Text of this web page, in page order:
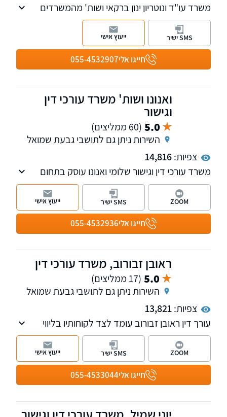
משרד עו"ד ונוטריון ינון ברקאי ושות' מהמשרדים
המובילים בתחומו. משרדנו עוסק במשפט
אזרחי-מסחרי-מקרקעין, כולל ייצוג חברות, מוסדות
ולקוחות פרטיים.
משרדנו ממוקם במגדלי ב.ס.ר סיטי בפתח תקווה
ונותן את שירותיו בכל חלקי הארץ. נשמח לראותכם
חייגו אלי055-4532907
SMS ישיר ייעוץ אישי
ואנונו ושות' משרד עורכי דין
וגישור
5.0 (60 ממליצים)
השירות ניתן גם לתושבי גבעת שמואל
צפיות:14,816
משרד עורכי דין וגישור שלומי ואנונו עוסק בתחום
המשפחה והמעמד האישי על כל רבדיו, בתחום
האזרחי: תביעות בנושא לשון הרע, סכסוכי שכנים
ופינוי מושכר. בנוסף, פועלת במשרד גם מחלקת
הוצאה לפועל.
חייגו אלי055-4532936
ZOOM SMS ישיר ייעוץ אישי
ראובן זבורוב, משרד עורכי דין
5.0 (17 ממליצים)
השירות ניתן גם לתושבי גבעת שמואל
צפיות:13,821
עורך דין ראובן זבורוב עומד לצד לקוחותיו בליווי
משפטי אישי, מוקפד ודיסקרטי, בשילוב ניסיון,
חשיבה מדויקת ומחויבות מלאה לכל אדם ולכל תיק
חייגו אלי055-4533044
ZOOM SMS ישיר ייעוץ אישי